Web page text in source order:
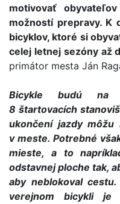
motivovať
možností prepravy. K
bicyklov, ktoré si
celej letnej sezóny až
primátor mesta Ján
Bicykle budú na
8 štartovacích
ukončení jazdy môžu
v meste. Potrebné
mieste, a to
odstavnej ploche tak,
aby neblokoval
verejnom bicykli je